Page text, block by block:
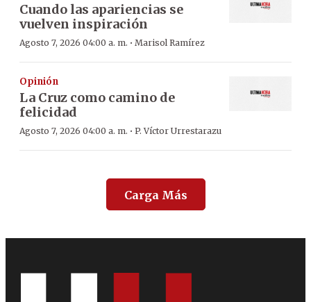
Cuando las apariencias se
vuelven inspiración
Agosto 7, 2026 04:00 a. m. · Marisol Ramírez
Opinión
La Cruz como camino de
felicidad
Agosto 7, 2026 04:00 a. m. · P. Víctor Urrestarazu
Carga Más